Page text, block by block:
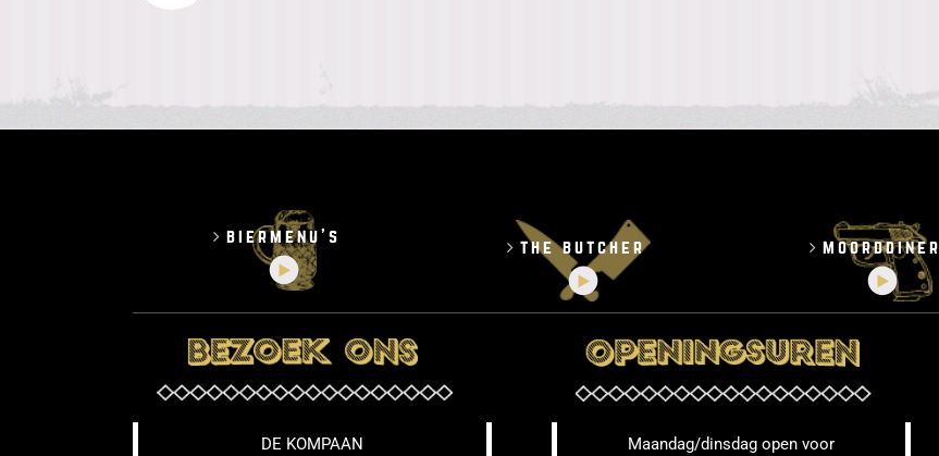
biermenu’s
the butcher moorddiner
DE KOMPAAN Maandag/dinsdag open voor